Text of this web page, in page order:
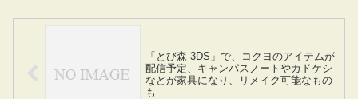
「とび森 3DS」で、コクヨのアイテムが
配信予定、キャンパスノートやカドケシ
などが家具になり、リメイク可能なもの
も